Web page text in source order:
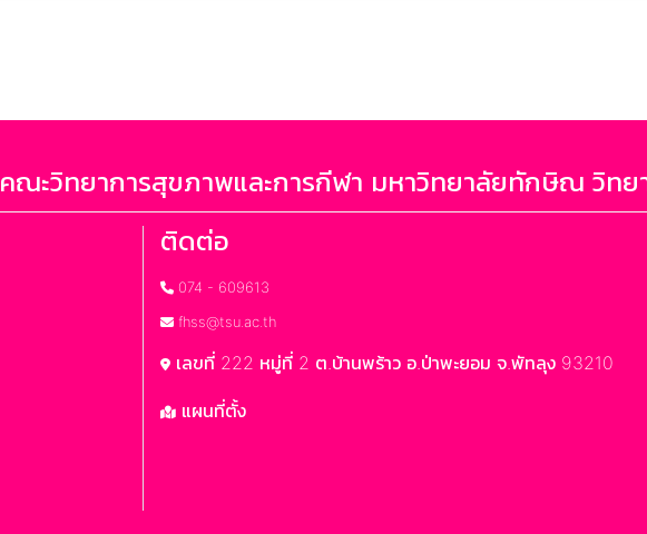
คณะวิทยาการสุขภาพและการกีฬา มหาวิทยาลัยทักษิณ วิทย
ติดต่อ
074 - 609613
fhss@tsu.ac.th
เลขที่ 222 หมู่ที่ 2 ต.บ้านพร้าว อ.ป่าพะยอม จ.พัทลุง 93210
แผนที่ตั้ง